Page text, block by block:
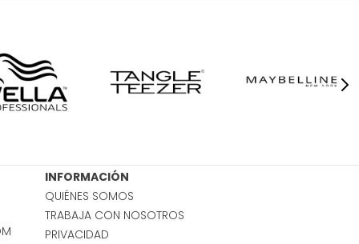
INFORMACIÓN
QUIÉNES SOMOS
TRABAJA CON NOSOTROS
PRIVACIDAD